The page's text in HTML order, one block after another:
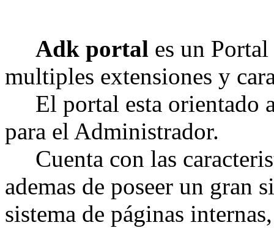
Adk portal es un
multiples extensiones y
El portal esta orientado
para el Administrador.
Cuenta con las
ademas de poseer un gran
sistema de páginas